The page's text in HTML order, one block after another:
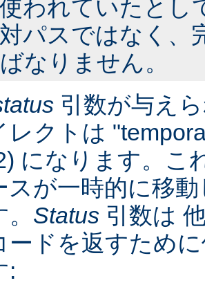
われていたとし
パスではなく、
なりません。
引数が与え
レクトは
になります。こ
スが一時的に移
Status 引数は
ードを返すため
: